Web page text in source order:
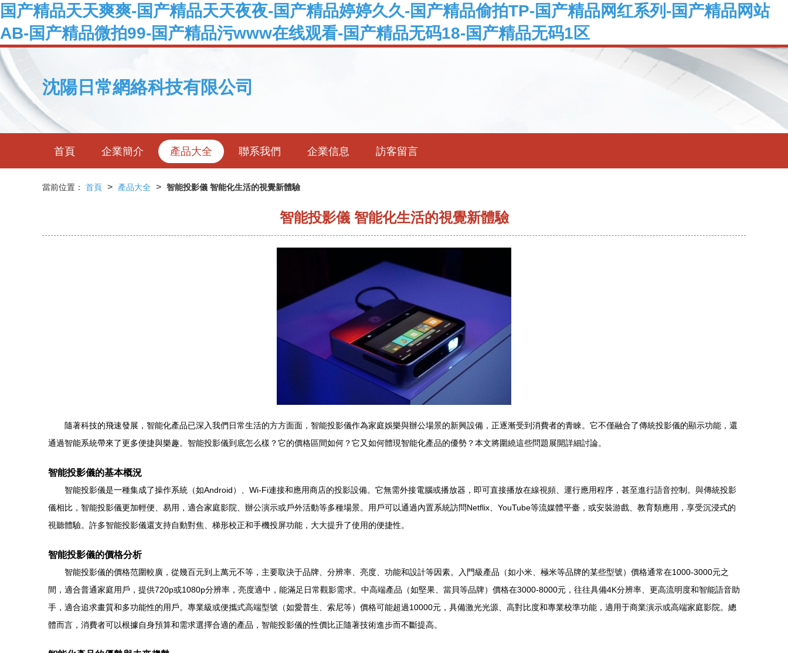
国产精品天天爽爽-国产精品天天夜夜-国产精品婷婷久久-国产精品偷拍TP-国产精品网红系列-国产精品网站
AB-国产精品微拍99-国产精品污www在线观看-国产精品无码18-国产精品无码1区
沈陽日常網絡科技有限公司
首頁 企業簡介 產品大全 聯系我們 企業信息 訪客留言
當前位置： 首頁 > 產品大全 > 智能投影儀 智能化生活的視覺新體驗
智能投影儀 智能化生活的視覺新體驗
隨著科技的飛速發展，智能化產品已深入我們日常生活的方方面面，智能投影儀作為家庭娛樂與辦公場景的新興設備，正逐漸受到消費者的青睞。它不僅融合了傳統投影儀的顯示功能，還
通過智能系統帶來了更多便捷與樂趣。智能投影儀到底怎么樣？它的價格區間如何？它又如何體現智能化產品的優勢？本文將圍繞這些問題展開詳細討論。
智能投影儀的基本概況
智能投影儀是一種集成了操作系統（如Android）、Wi-Fi連接和應用商店的投影設備。它無需外接電腦或播放器，即可直接播放在線視頻、運行應用程序，甚至進行語音控制。與傳統投影
儀相比，智能投影儀更加輕便、易用，適合家庭影院、辦公演示或戶外活動等多種場景。用戶可以通過內置系統訪問Netflix、YouTube等流媒體平臺，或安裝游戲、教育類應用，享受沉浸式的
視聽體驗。許多智能投影儀還支持自動對焦、梯形校正和手機投屏功能，大大提升了使用的便捷性。
智能投影儀的價格分析
智能投影儀的價格范圍較廣，從幾百元到上萬元不等，主要取決于品牌、分辨率、亮度、功能和設計等因素。入門級產品（如小米、極米等品牌的某些型號）價格通常在1000-3000元之
間，適合普通家庭用戶，提供720p或1080p分辨率，亮度適中，能滿足日常觀影需求。中高端產品（如堅果、當貝等品牌）價格在3000-8000元，往往具備4K分辨率、更高流明度和智能語音助
手，適合追求畫質和多功能性的用戶。專業級或便攜式高端型號（如愛普生、索尼等）價格可能超過10000元，具備激光光源、高對比度和專業校準功能，適用于商業演示或高端家庭影院。總
體而言，消費者可以根據自身預算和需求選擇合適的產品，智能投影儀的性價比正隨著技術進步而不斷提高。